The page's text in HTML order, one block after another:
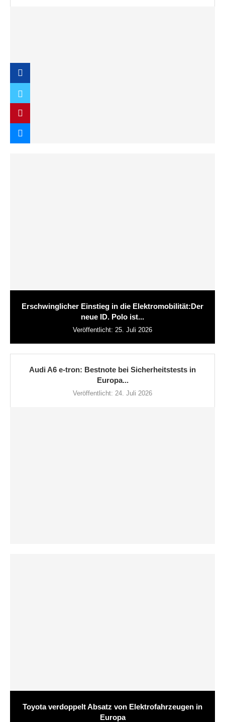
Erschwinglicher Einstieg in die Elektromobilität:Der
neue ID. Polo ist...
Veröffentlicht: 25. Juli 2026
Audi A6 e-tron: Bestnote bei Sicherheitstests in
Europa...
Veröffentlicht: 24. Juli 2026
Toyota verdoppelt Absatz von Elektrofahrzeugen in
Europa